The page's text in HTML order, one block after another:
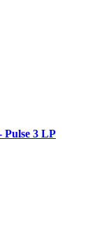
Pulse 3 LP